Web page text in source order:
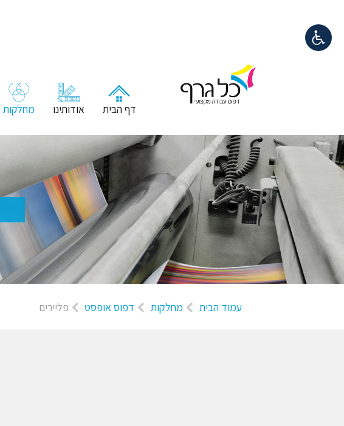
דף הבית אודותינו מחלקות
עמוד הבית מחלקות דפוס אופסט פליירים